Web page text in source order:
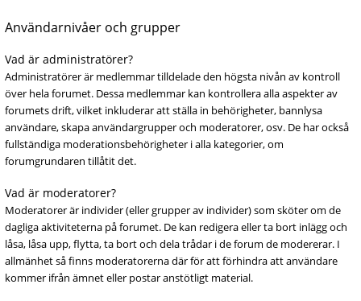
Användarnivåer och grupper
Vad är administratörer?
Administratörer är medlemmar tilldelade den högsta nivån av kontroll
över hela forumet. Dessa medlemmar kan kontrollera alla aspekter av
forumets drift, vilket inkluderar att ställa in behörigheter, bannlysa
användare, skapa användargrupper och moderatorer, osv. De har också
fullständiga moderationsbehörigheter i alla kategorier, om
forumgrundaren tillåtit det.
Vad är moderatorer?
Moderatorer är individer (eller grupper av individer) som sköter om de
dagliga aktiviteterna på forumet. De kan redigera eller ta bort inlägg och
låsa, låsa upp, flytta, ta bort och dela trådar i de forum de modererar. I
allmänhet så finns moderatorerna där för att förhindra att användare
kommer ifrån ämnet eller postar anstötligt material.